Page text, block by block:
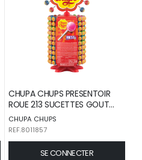
CHUPA CHUPS PRESENTOIR
ROUE 213 SUCETTES GOUT
FRUITS LAIT ET COLA CHUPA
CHUPS TUBO 2,55KG /1
CHUPA CHUPS
REF.8011857
SE CONNECTER